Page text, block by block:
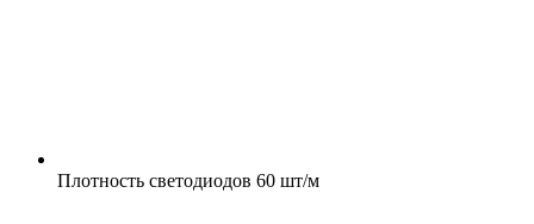
Плотность светодиодов 60 шт/м